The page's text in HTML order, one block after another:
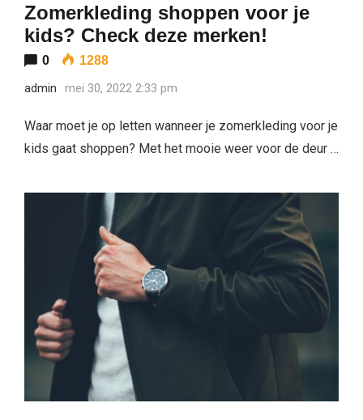
Zomerkleding shoppen voor je
kids? Check deze merken!
0 1288
admin mei 30, 2022 2:33 pm
Waar moet je op letten wanneer je zomerkleding voor je
kids gaat shoppen? Met het mooie weer voor de deur …